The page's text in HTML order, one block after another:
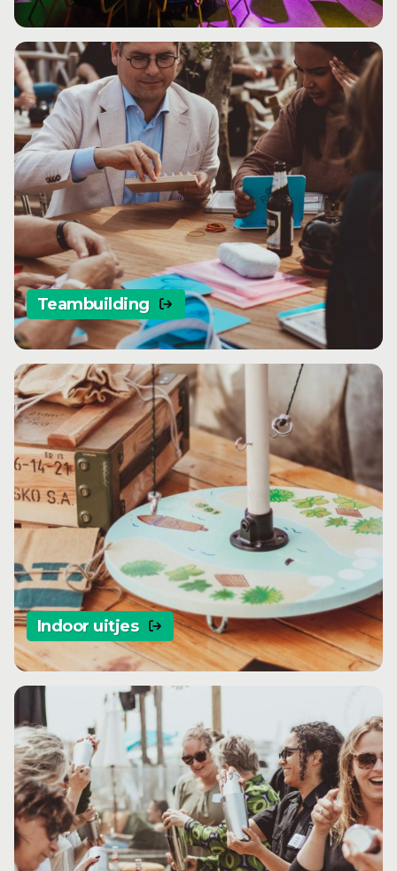
Teambuilding
Indoor uitjes